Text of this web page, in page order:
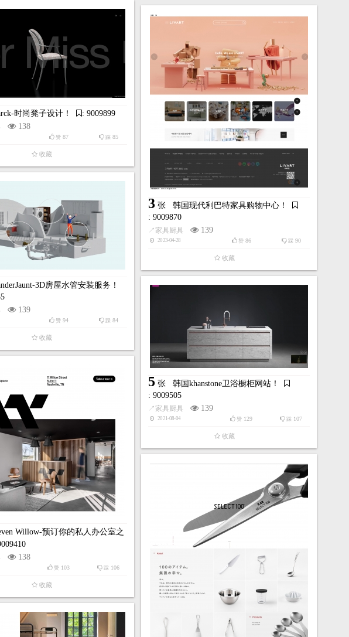
时尚凳子设计！ : 9009899
138
踩 85
赞87
收藏
3 张 韩国现代利巴特家具购物中心！
: 9009870
↗家具厨具 139
2023-04-28 踩 90
赞86
收藏
3D房屋水管安装服务！
139
踩 84
赞94
收藏
5 张 韩国khanstone卫浴橱柜网站！
: 9009505
↗家具厨具 139
2021-08-04 踩 107
赞 129
收藏
Willow-预订你的私人办公室之
138
踩 106
赞 103
收藏